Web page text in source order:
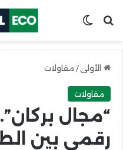
ابحث عنSwitch skin
الأولى / مقاولات
مقاولات
“مجال
رقمي بين